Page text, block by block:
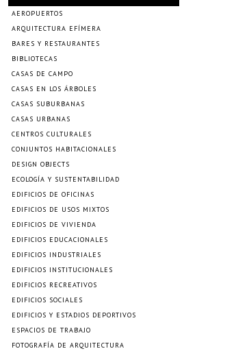
AEROPUERTOS
ARQUITECTURA EFÍMERA
BARES Y RESTAURANTES
BIBLIOTECAS
CASAS DE CAMPO
CASAS EN LOS ÁRBOLES
CASAS SUBURBANAS
CASAS URBANAS
CENTROS CULTURALES
CONJUNTOS HABITACIONALES
DESIGN OBJECTS
ECOLOGÍA Y SUSTENTABILIDAD
EDIFICIOS DE OFICINAS
EDIFICIOS DE USOS MIXTOS
EDIFICIOS DE VIVIENDA
EDIFICIOS EDUCACIONALES
EDIFICIOS INDUSTRIALES
EDIFICIOS INSTITUCIONALES
EDIFICIOS RECREATIVOS
EDIFICIOS SOCIALES
EDIFICIOS Y ESTADIOS DEPORTIVOS
ESPACIOS DE TRABAJO
FOTOGRAFÍA DE ARQUITECTURA